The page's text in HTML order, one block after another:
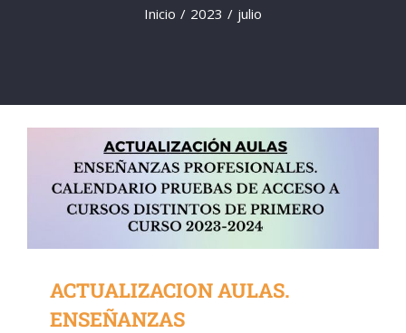
Inicio 2023 julio
ACTUALIZACION AULAS.
ENSEÑANZAS